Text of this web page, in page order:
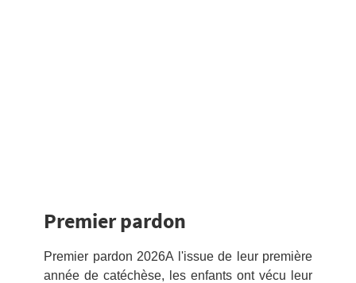
Premier pardon
Premier pardon 2026A l'issue de leur première
année de catéchèse, les enfants ont vécu leur